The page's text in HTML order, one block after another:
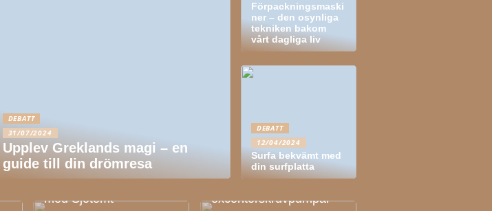
DEBATT
31/07/2024
Upplev Greklands magi – en
guide till din drömresa
Förpackningsmaski
ner – den osynliga
tekniken bakom
vårt dagliga liv
DEBATT
12/04/2024
Surfa bekvämt med
din surfplatta
med Sjötomt
excenterskruvpumpar